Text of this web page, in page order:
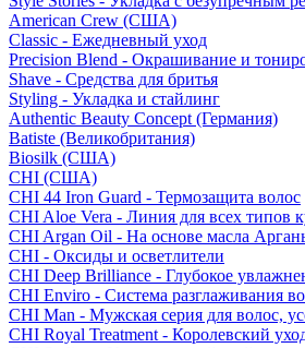
American Crew (США)
Classic - Ежедневный уход
Precision Blend - Окрашивание и
Shave - Средства для бритья
Styling - Укладка и стайлинг
Authentic Beauty Concept (Германия)
Batiste (Великобритания)
Biosilk (США)
CHI (США)
CHI 44 Iron Guard - Термозащита волос
CHI Aloe Vera - Линия для всех типов
CHI Argan Oil - На основе масла
CHI - Оксиды и осветлители
CHI Deep Brilliance - Глубокое
CHI Enviro - Система разглаживания
CHI Man - Мужская серия для волос,
CHI Royal Treatment - Королевский